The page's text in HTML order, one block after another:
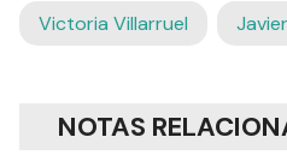
Victoria Villarruel
NOTAS